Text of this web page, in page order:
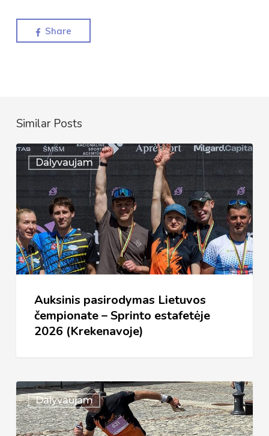
Share
Similar Posts
Dalyvaujam
Auksinis
pasirodymas
Lietuvos
čempionate
–
Sprinto
estafetėje
(Krekenavoje)
Auksinis pasirodymas Lietuvos
čempionate – Sprinto estafetėje
2026 (Krekenavoje)
Dalyvaujam
Lietuvos
čempionatas
–